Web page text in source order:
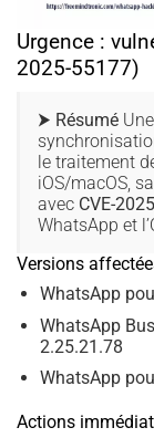
Urgence :
2025-55177)
⮞ Résumé
le traitement
iOS/macOS,
avec CVE-
WhatsApp et
Versions
WhatsApp
WhatsApp
2.25.21.78
WhatsApp
Actions